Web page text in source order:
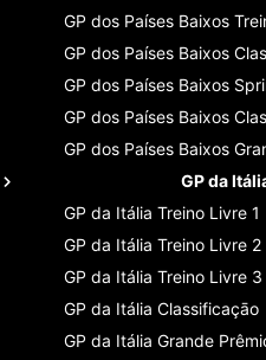
GP dos Países Baixos
GP dos Países Baixos
GP dos Países Baixos
GP dos Países Baixos
GP dos Países Baixos
GP da
GP da Itália Treino Livre 1
GP da Itália Treino Livre 2
GP da Itália Treino Livre 3
GP da Itália Classificaçāo
GP da Itália Grande